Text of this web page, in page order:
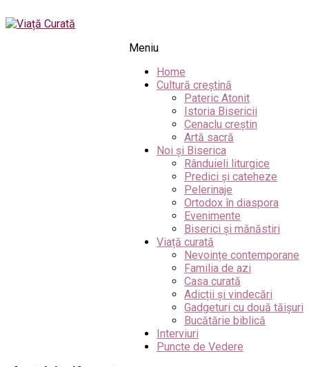
Meniu
Home
Cultură creștină
Pateric Atonit
Istoria Bisericii
Cenaclu creștin
Artă sacră
Noi și Biserica
Rânduieli liturgice
Predici și cateheze
Pelerinaje
Ortodox în diaspora
Evenimente
Biserici și mănăstiri
Viață curată
Nevoințe contemporane
Familia de azi
Casa curată
Adicții și vindecări
Gadgeturi cu două tăișuri
Bucătărie biblică
Interviuri
Puncte de Vedere